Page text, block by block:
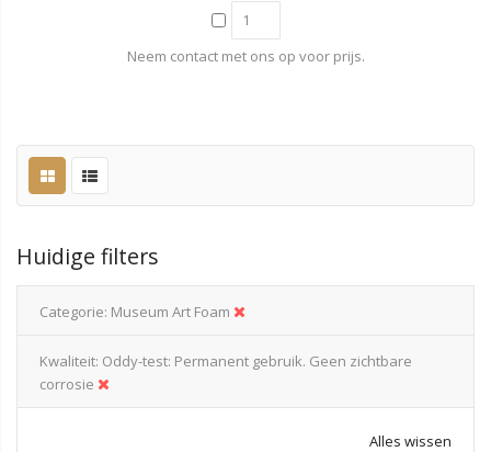
Neem contact met ons op voor prijs.
Huidige filters
Categorie Museum Art Foam
Kwaliteit Oddy-test: Permanent gebruik. Geen zichtbare
corrosie
Alles wissen